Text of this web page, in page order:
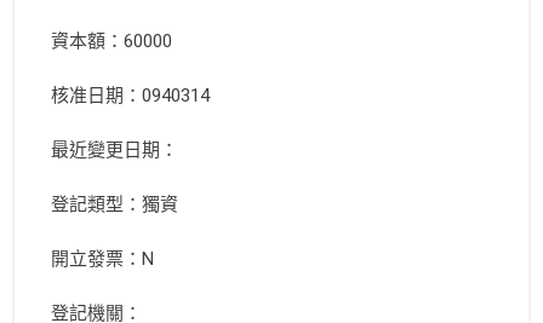
資本額：60000
核准日期：0940314
最近變更日期：
登記類型：獨資
開立發票：N
登記機關：